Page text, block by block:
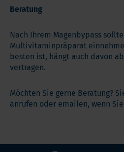
Beratung
Nach Ihrem Magenbypass
Multivitaminpräparat
besten ist, hängt auch davon
vertragen.
Möchten Sie gerne Beratung?
anrufen oder emailen, wenn